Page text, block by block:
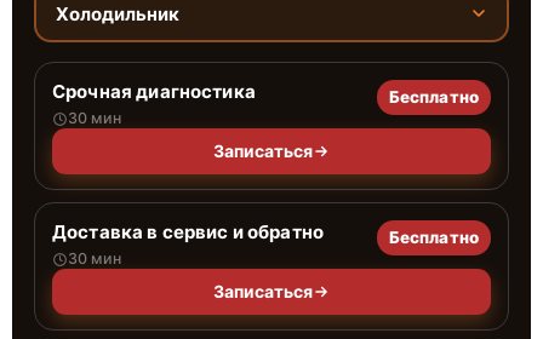
Холодильник
Срочная диагностика
30 мин
Бесплатно
Записаться
Доставка в сервис и обратно
30 мин
Бесплатно
Записаться